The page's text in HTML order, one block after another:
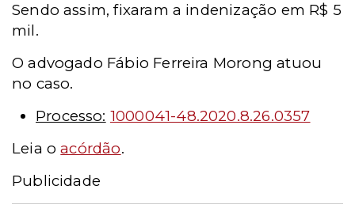
Sendo assim, fixaram a indenização em R$ 5
mil.
O advogado Fábio Ferreira Morong atuou
no caso.
Processo: 1000041-48.2020.8.26.0357
Leia oacórdão.
Publicidade